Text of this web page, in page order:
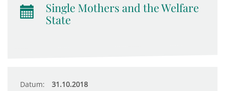
Single Mothers and the Welfare
State
Datum: 31.10.2018